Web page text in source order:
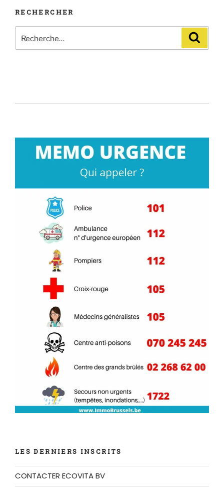
RECHERCHER
pour
LES DERNIERS INSCRITS
CONTACTER ECOVITA BV